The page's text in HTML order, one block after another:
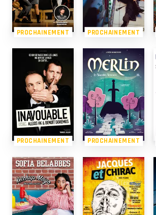
PROCHAINEMENT PROCHAINEMENT
PROCHAINEMENT PROCHAINEMENT